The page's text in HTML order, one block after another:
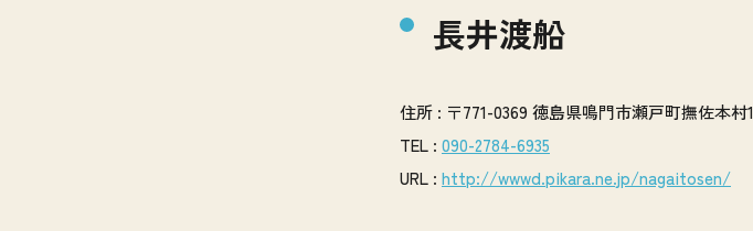
長井渡船
住所 : 〒771-0369 徳島県鳴門市瀬戸町撫佐本村1
TEL : 090-2784-6935
URL : http://wwwd.pikara.ne.jp/nagaitosen/